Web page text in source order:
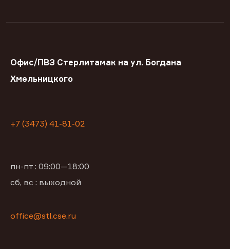
Офис/ПВЗ Стерлитамак на ул. Богдана
Хмельницкого
+7 (3473) 41-81-02
пн-пт : 09:00—18:00
сб, вс : выходной
office@stl.cse.ru